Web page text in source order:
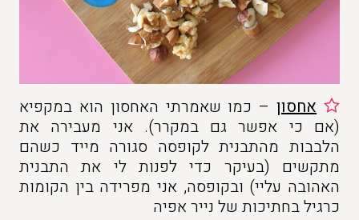
אחסון– כמו שאמרתי האחסון הוא במקפיא
(אם כי אפשר גם במקרר). אני מעבירה את
הלבבות מהתבנית לקופסה סגורה מייד כשהם
מתקשים (בעיקר כדי לפנות לי את התבנית
האהובה עליי) ובקופסה, אני מפרידה בין הקומות
כרגיל בחתיכות של נייר אפיה